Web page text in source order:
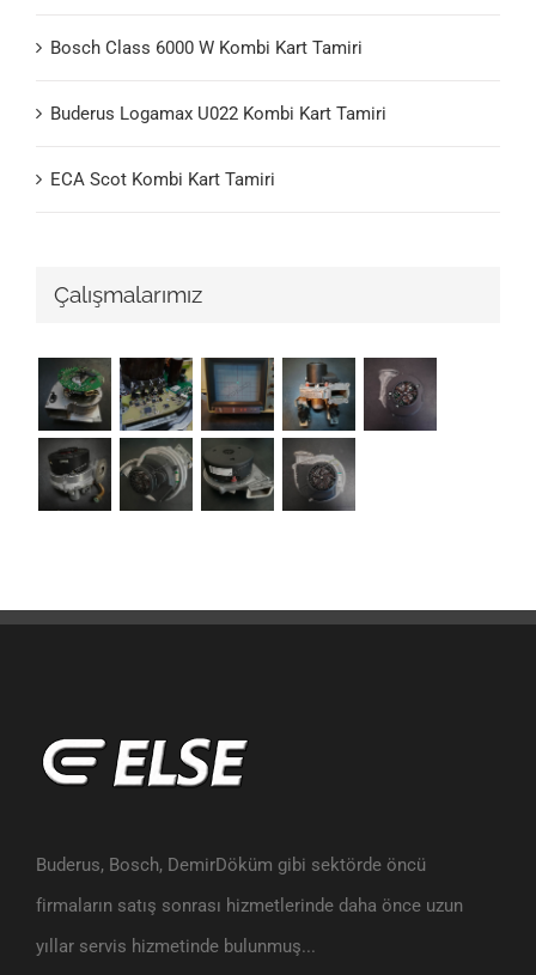
Bosch Class 6000 W Kombi Kart Tamiri
Buderus Logamax U022 Kombi Kart Tamiri
ECA Scot Kombi Kart Tamiri
Çalışmalarımız
Buderus, Bosch, DemirDöküm gibi sektörde öncü
firmaların satış sonrası hizmetlerinde daha önce uzun
yıllar servis hizmetinde bulunmuş...